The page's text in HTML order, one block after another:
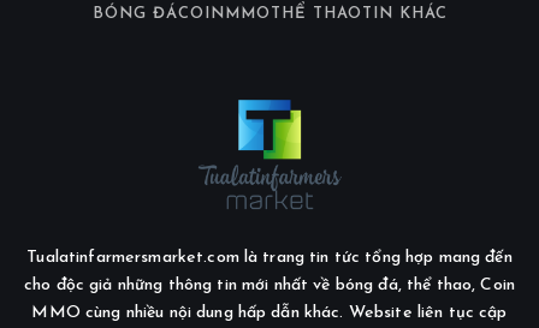
BÓNG ĐÁCOIN MMO THỂ THAO TIN KHÁC
Tualatinfarmersmarket.com là trang tin tức tổng hợp mang đến
cho độc giả những thông tin mới nhất về bóng đá, thể thao, Coin
MMO cùng nhiều nội dung hấp dẫn khác. Website liên tục cập